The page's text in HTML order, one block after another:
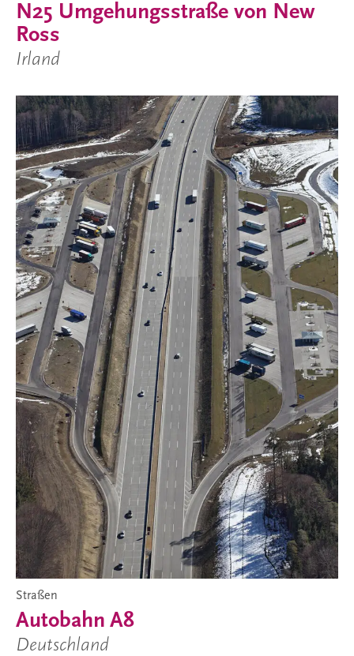
N25 Umgehungsstraße von New
Ross
Irland
Straßen
Autobahn A8
Deutschland